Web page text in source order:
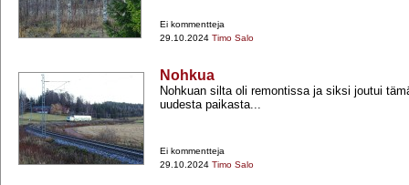
Ei kommentteja
29.10.2024 Timo Salo
Nohkua
Nohkuan silta oli remontissa ja siksi joutui
uudesta paikasta...
Ei kommentteja
29.10.2024 Timo Salo